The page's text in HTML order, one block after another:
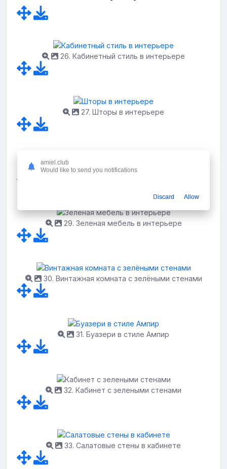
26. Кабинетный стиль в интерьере
27. Шторы в интерьере
28. Кабинет в английском стиле
29. Зеленая мебель в интерьере
30. Винтажная комната с зелёными стенами
31. Буазери в стиле Ампир
32. Кабинет с зелеными стенами
33. Салатовые стены в кабинете
amiel.club
Would like to send you notifications
Discard Allow